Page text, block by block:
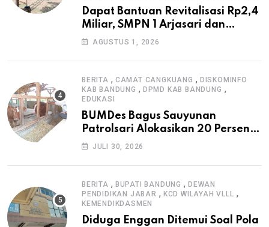
Dapat Bantuan Revitalisasi Rp2,4
Miliar, SMPN 1 Arjasari dan
Masyarakat Sambut Antusias
AGUSTUS 1, 2026
BERITA , CAMAT CANGKUANG , DISKOMINFO
KAB BANDUNG , DPMD KAB BANDUNG ,
EDUKASI
BUMDes Bagus Sauyunan
Patrolsari Alokasikan 20 Persen
Dana Desa untuk Ketahanan
JULI 30, 2026
BERITA , BUPATI BANDUNG ,DEWAN
PENDIDIKAN JABAR , KCD WILAYAH VLLL ,
KEMENDIKDASMEN
Diduga Enggan Ditemui Soal Pola